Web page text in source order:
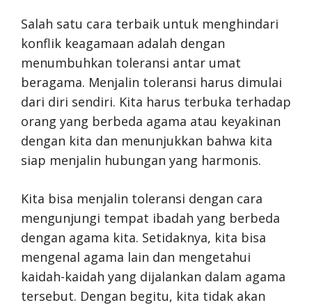
Salah satu cara terbaik untuk menghindari
konflik keagamaan adalah dengan
menumbuhkan toleransi antar umat
beragama. Menjalin toleransi harus dimulai
dari diri sendiri. Kita harus terbuka terhadap
orang yang berbeda agama atau keyakinan
dengan kita dan menunjukkan bahwa kita
siap menjalin hubungan yang harmonis.
Kita bisa menjalin toleransi dengan cara
mengunjungi tempat ibadah yang berbeda
dengan agama kita. Setidaknya, kita bisa
mengenal agama lain dan mengetahui
kaidah-kaidah yang dijalankan dalam agama
tersebut. Dengan begitu, kita tidak akan